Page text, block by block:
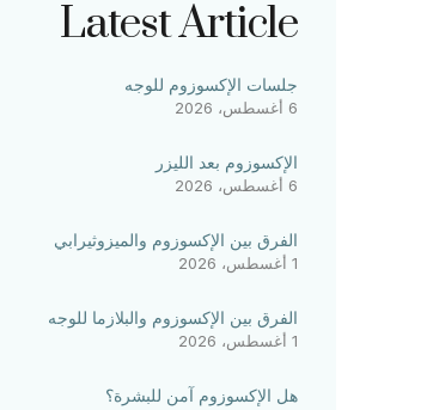
Latest Article
جلسات الإكسوزوم للوجه
6 أغسطس، 2026
الإكسوزوم بعد الليزر
6 أغسطس، 2026
الفرق بين الإكسوزوم والميزوثيرابي
1 أغسطس، 2026
الفرق بين الإكسوزوم والبلازما للوجه
1 أغسطس، 2026
هل الإكسوزوم آمن للبشرة؟